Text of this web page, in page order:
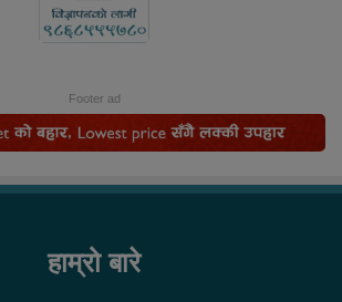
Footer ad
हाम्रो बारे